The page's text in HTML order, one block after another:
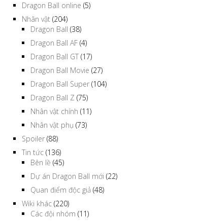
Dragon Ball online (5)
Nhân vật (204)
Dragon Ball (38)
Dragon Ball AF (4)
Dragon Ball GT (17)
Dragon Ball Movie (27)
Dragon Ball Super (104)
Dragon Ball Z (75)
Nhân vật chính (11)
Nhân vật phụ (73)
Spoiler (88)
Tin tức (136)
Bên lề (45)
Dự án Dragon Ball mới (22)
Quan điểm độc giả (48)
Wiki khác (220)
Các đội nhóm (11)